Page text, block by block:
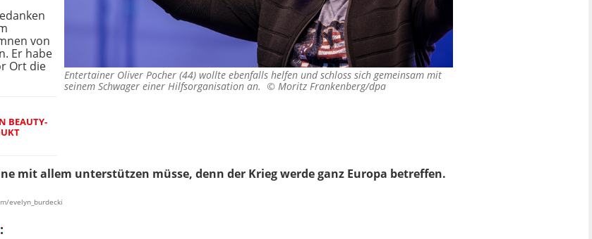
Entertainer Oliver Pocher (44) wollte ebenfalls helfen und schloss sich gemeinsam mit
seinem Schwager einer Hilfsorganisation an. © Moritz Frankenberg/dpa
von
Er habe
Ort die
BEAUTY-
mit allem unterstützen müsse, denn der Krieg werde ganz Europa betreffen.
evelyn_burdecki
: